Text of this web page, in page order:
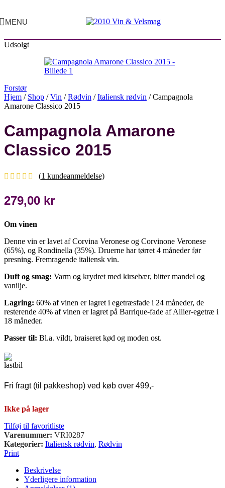
MENU
Udsolgt
Forstør
Hjem / Shop /Vin /Rødvin /Italiensk rødvin /Campagnola
Amarone Classico 2015
Campagnola Amarone
Classico 2015
(1 kundeanmeldelse)
279,00 kr
Om vinen
Denne vin er lavet af Corvina Veronese og Corvinone Veronese
(65%), og Rondinella (35%). Druerne har tørret 4 måneder før
presning. Fremragende italiensk vin.
Duft og smag: Varm og krydret med kirsebær, bitter mandel og
vanilje.
Lagring: 60% af vinen er lagret i egetræsfade i 24 måneder, de
resterende 40% af vinen er lagret på Barrique-fade af Allier-egetræ i
18 måneder.
Passer til: Bl.a. vildt, braiseret kød og moden ost.
Fri fragt (til pakkeshop) ved køb over 499,-
Ikke på lager
Tilføj til favoritliste
Varenummer: VRI0287
Kategorier: Italiensk rødvin, Rødvin
Print
Beskrivelse
Yderligere information